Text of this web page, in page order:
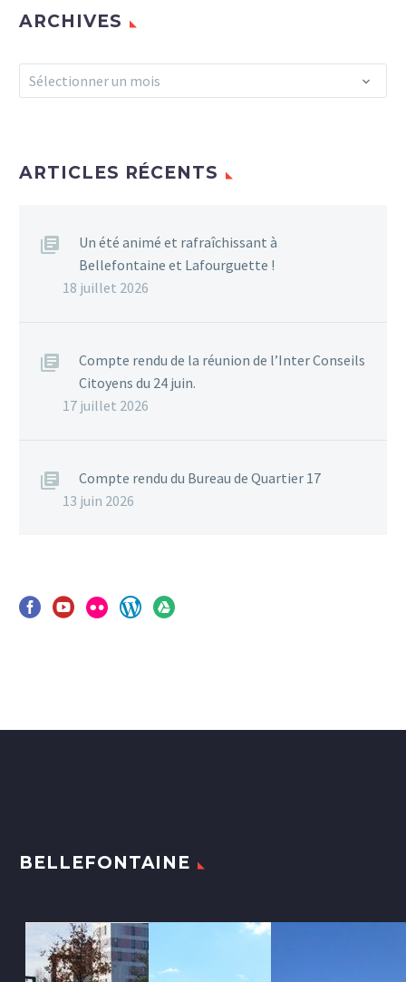
ARCHIVES
Archives
Sélectionner un mois
ARTICLES RÉCENTS
Un été animé et rafraîchissant à
Bellefontaine et Lafourguette !
18 juillet 2026
Compte rendu de la réunion de l’Inter Conseils
Citoyens du 24 juin.
17 juillet 2026
Compte rendu du Bureau de Quartier 17
13 juin 2026
BELLEFONTAINE